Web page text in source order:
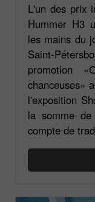
L'un des prix
Hummer H3
les mains du
Saint-
promotion
chanceuses»
l'exposition
la somme
compte de